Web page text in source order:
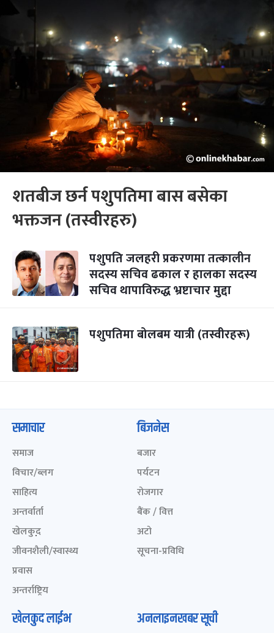
शतबीज छर्न पशुपतिमा बास बसेका
भक्तजन (तस्वीरहरु)
पशुपति जलहरी प्रकरणमा तत्कालीन
सदस्य सचिव ढकाल र हालका सदस्य
सचिव थापाविरुद्ध भ्रष्टाचार मुद्दा
पशुपतिमा बोलबम यात्री (तस्वीरहरू)
समाचार
समाज
विचार/ब्लग
साहित्य
अन्तर्वार्ता
खेलकुद़़
जीवनशैली/स्वास्थ्य
प्रवास
अन्तर्राष्ट्रिय
बिजनेस
बजार
पर्यटन
रोजगार
बैंक / वित्त
अटो
सूचना-प्रविधि
खेलकुद लाईभ अनलाइनखबर सूची